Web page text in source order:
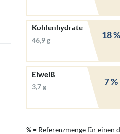
Kohlenhydrate
46,9 g 18 %
Eiweiß
3,7 g 7 %
% = Referenzmenge für